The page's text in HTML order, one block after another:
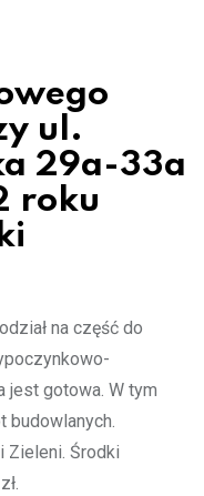
ul.
29a-33a
roku
na część do
jest gotowa. W tym
budowlanych.
Zieleni. Środki